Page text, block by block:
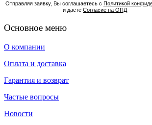
Отправляя заявку, Вы соглашаетесь с Политикой
и даетеСогласие на ОПД
Основное меню
О компании
Оплата и доставка
Гарантия и возврат
Частые вопросы
Новости